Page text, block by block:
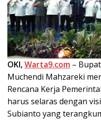
OKI,Warta9.com –
Muchendi Mahzareki
Rencana Kerja
harus selaras dengan
Subianto yang